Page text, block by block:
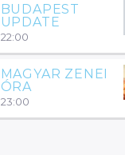
BUDAPEST
UPDATE
22:00
MAGYAR ZENEI
ÓRA
23:00